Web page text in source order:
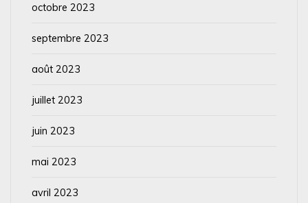
octobre 2023
septembre 2023
août 2023
juillet 2023
juin 2023
mai 2023
avril 2023